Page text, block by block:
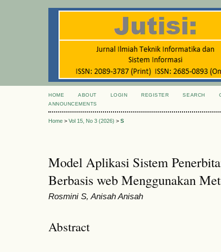
HOME ABOUT LOGIN REGISTER SEARCH
ANNOUNCEMENTS
Home > Vol 15, No 3 (2026) > S
Model Aplikasi Sistem
Berbasis web Menggunakan
Rosmini S, Anisah Anisah
Abstract